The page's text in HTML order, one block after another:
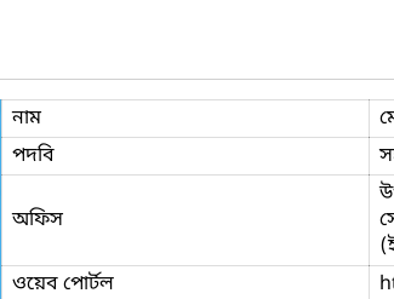
নাম
পদবি
অফিস
ওয়েব পোর্টল